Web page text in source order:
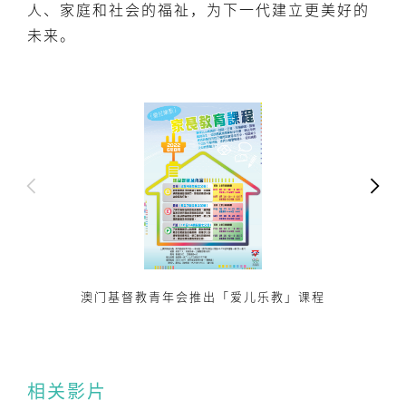
人、家庭和社会的福祉，为下一代建立更美好的
未来。
澳门基督教青年会推出「爱儿乐教」课程
相关影片